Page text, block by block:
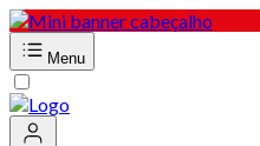
Menu